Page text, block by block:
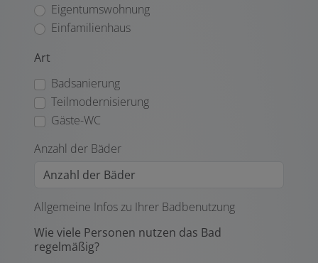
Eigentumswohnung
Einfamilienhaus
Art
Badsanierung
Teilmodernisierung
Gäste-WC
Anzahl der Bäder
Allgemeine Infos zu Ihrer Badbenutzung
Wie viele Personen nutzen das Bad
regelmäßig?